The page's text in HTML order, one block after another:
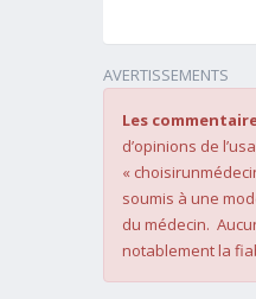
AVERTISSEMENTS
Les
d’opinions de
«
soumis à une
du médecin.
notablement la